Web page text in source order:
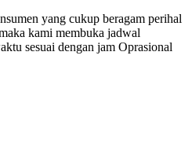
yang cukup beragam perihal
kami membuka jadwal
sesuai dengan jam Oprasional